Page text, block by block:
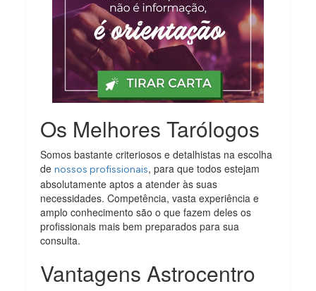
Os Melhores Tarólogos
Somos bastante criteriosos e detalhistas na escolha
denossos profissionais, para que todos estejam
absolutamente aptos a atender às suas
necessidades. Competência, vasta experiência e
amplo conhecimento são o que fazem deles os
profissionais mais bem preparados para sua
consulta.
Vantagens Astrocentro